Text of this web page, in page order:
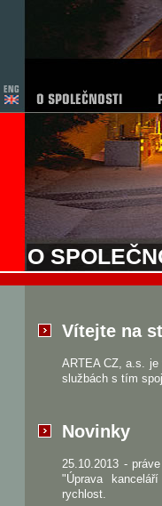
O
Vítejte na
ARTEA CZ, a.s.
službách s tím
Novinky
25.10.2013 -
"Úprava
rychlost.